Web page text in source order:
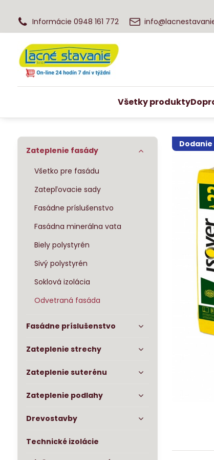
Informácie 0948 161 772
Všetky produkty
Dodanie
Zateplenie fasády
Všetko pre fasádu
Zatepľovacie sady
Fasádne príslušenstvo
Fasádna minerálna vata
Biely polystyrén
Sivý polystyrén
Soklová izolácia
Odvetraná fasáda
Fasádne príslušenstvo
Zateplenie strechy
Zateplenie suterénu
Zateplenie podlahy
Drevostavby
Technické izolácie